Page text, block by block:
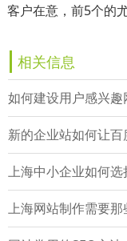
客户在意，前5个的
相关信息
如何建设用户感兴
新的企业站如何让
上海中小企业如何
上海网站制作需要那